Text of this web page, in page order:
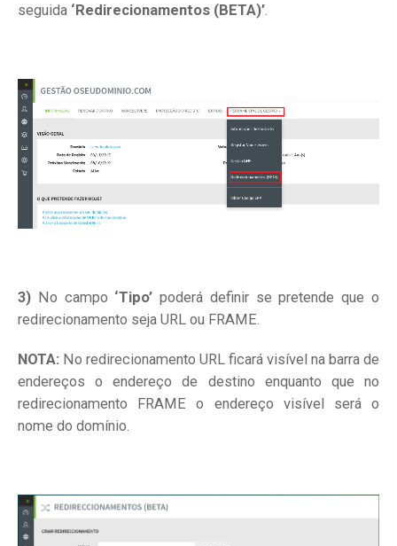
seguida ‘Redirecionamentos (BETA)’
3) No campo ‘Tipo’ poderá definir se pretende que o
redirecionamento seja URL ou FRAME.
NOTA: No redirecionamento URL ficará visível na barra de
endereços o endereço de destino enquanto que no
redirecionamento FRAME o endereço visível será o
nome do domínio.